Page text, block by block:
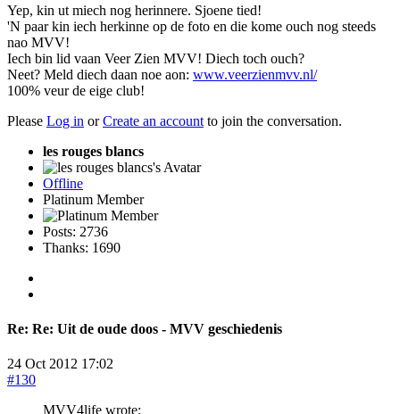
Yep, kin ut miech nog herinnere. Sjoene tied!
'N paar kin iech herkinne op de foto en die kome ouch nog steeds
nao MVV!
Iech bin lid vaan Veer Zien MVV! Diech toch ouch?
Neet? Meld diech daan noe aon: www.veerzienmvv.nl/
100% veur de eige club!
Please Log in orCreate an account to join the conversation.
les rouges blancs
Offline
Platinum Member
Posts: 2736
Thanks: 1690
Re: Re: Uit de oude doos - MVV geschiedenis
24 Oct 2012 17:02
#130
MVV4life wrote: